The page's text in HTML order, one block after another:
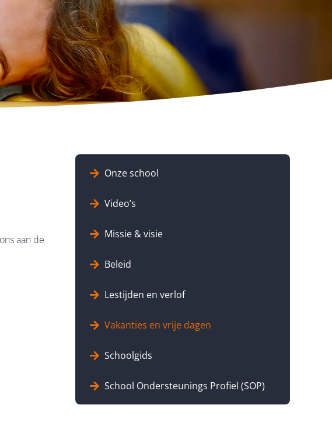
aan de
Onze school
Video’s
Missie & visie
Beleid
Lestijden en verlof
Vakanties en vrije dagen
Schoolgids
School Ondersteunings Profiel (SOP)